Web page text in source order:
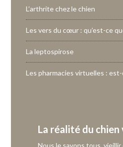
L’arthrite chez le chien
Les vers du cœur : qu’est-ce
La leptospirose
Les pharmacies virtuelles :
La réalité du